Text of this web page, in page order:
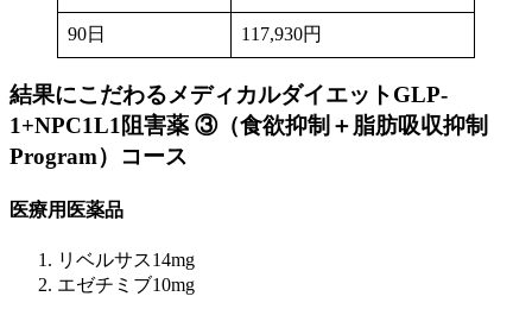
90日 117,930円
結果にこだわるメディカルダイエットGLP-
1+NPC1L1阻害薬 ③（食欲抑制＋脂肪吸収抑制
Program） コース
医療用医薬品
リベルサス14mg
エゼチミブ10mg